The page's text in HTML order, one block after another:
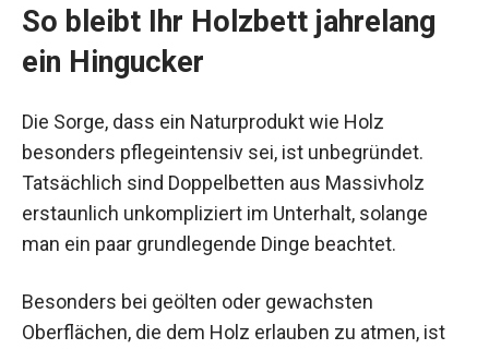
So bleibt Ihr Holzbett jahrelang
ein Hingucker
Die Sorge, dass ein Naturprodukt wie Holz
besonders pflegeintensiv sei, ist unbegründet.
Tatsächlich sind Doppelbetten aus Massivholz
erstaunlich unkompliziert im Unterhalt, solange
man ein paar grundlegende Dinge beachtet.
Besonders bei geölten oder gewachsten
Oberflächen, die dem Holz erlauben zu atmen, ist